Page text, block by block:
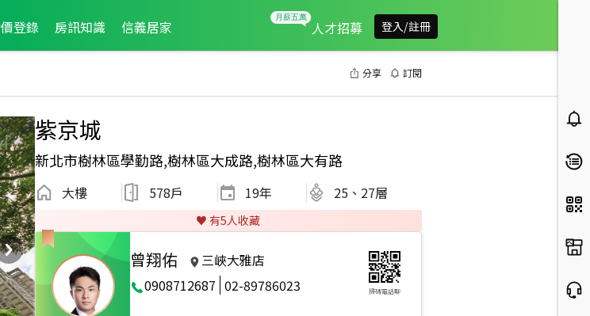
登錄 房訊知識 信義居家 人才招募 登入/註冊
分享 訂閱
紫京城
新北市樹林區學勤路,樹林區大成路,樹林區大有路
大樓 578戶 19年 25、27層
♥️ 有5人收藏
曾翔佑
三峽大雅店
0908712687 02-89786023 掃碼電話聊